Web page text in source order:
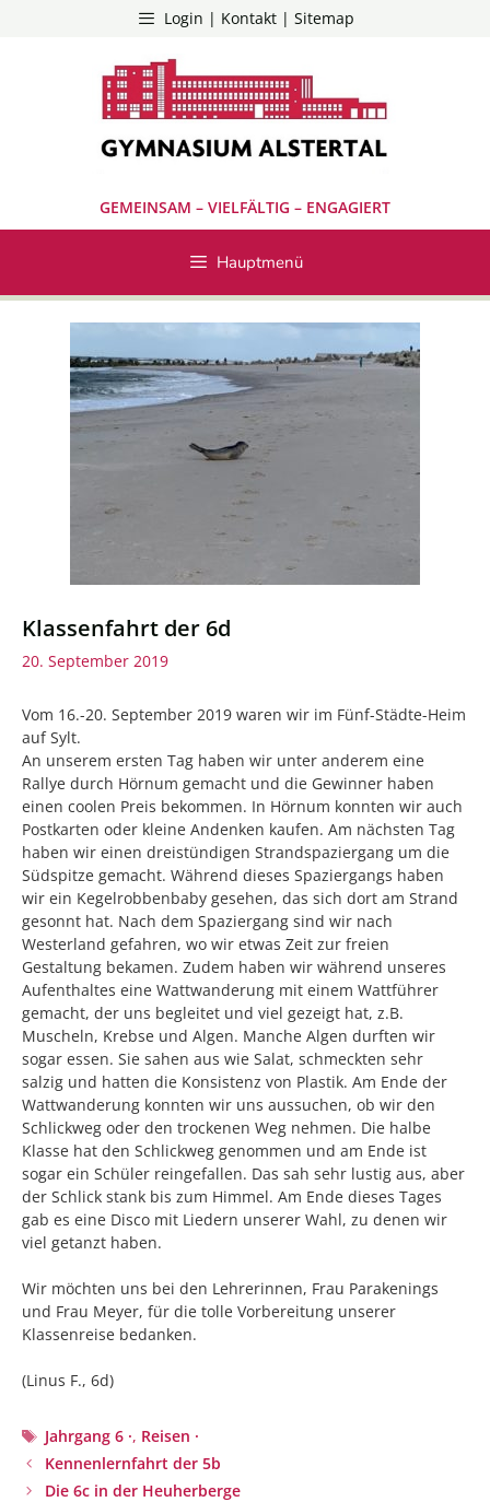
Login | Kontakt | Sitemap
GEMEINSAM – VIELFÄLTIG – ENGAGIERT
Hauptmenü
Klassenfahrt der 6d
20. September 2019
Vom 16.-20. September 2019 waren wir im Fünf-Städte-Heim
auf Sylt.
An unserem ersten Tag haben wir unter anderem eine
Rallye durch Hörnum gemacht und die Gewinner haben
einen coolen Preis bekommen. In Hörnum konnten wir auch
Postkarten oder kleine Andenken kaufen. Am nächsten Tag
haben wir einen dreistündigen Strandspaziergang um die
Südspitze gemacht. Während dieses Spaziergangs haben
wir ein Kegelrobbenbaby gesehen, das sich dort am Strand
gesonnt hat. Nach dem Spaziergang sind wir nach
Westerland gefahren, wo wir etwas Zeit zur freien
Gestaltung bekamen. Zudem haben wir während unseres
Aufenthaltes eine Wattwanderung mit einem Wattführer
gemacht, der uns begleitet und viel gezeigt hat, z.B.
Muscheln, Krebse und Algen. Manche Algen durften wir
sogar essen. Sie sahen aus wie Salat, schmeckten sehr
salzig und hatten die Konsistenz von Plastik. Am Ende der
Wattwanderung konnten wir uns aussuchen, ob wir den
Schlickweg oder den trockenen Weg nehmen. Die halbe
Klasse hat den Schlickweg genommen und am Ende ist
sogar ein Schüler reingefallen. Das sah sehr lustig aus, aber
der Schlick stank bis zum Himmel. Am Ende dieses Tages
gab es eine Disco mit Liedern unserer Wahl, zu denen wir
viel getanzt haben.
Wir möchten uns bei den Lehrerinnen, Frau Parakenings
und Frau Meyer, für die tolle Vorbereitung unserer
Klassenreise bedanken.
(Linus F., 6d)
Schlagwörter
Jahrgang 6 ·, Reisen ·
Beitrags-
Navigation
Kennenlernfahrt der 5b
Die 6c in der Heuherberge